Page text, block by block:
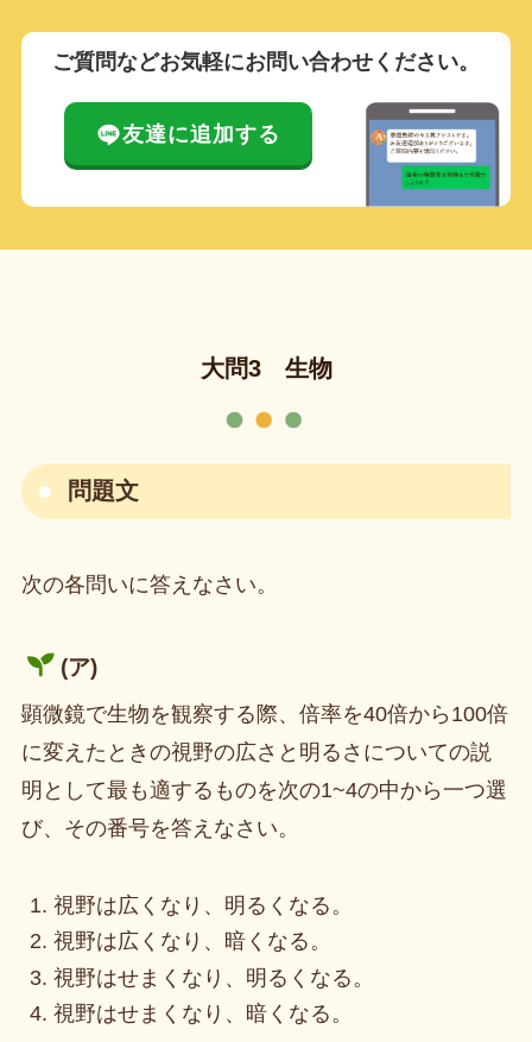
ご質問などお気軽にお問い合わせください。
友達に追加する
大問3 生物
問題文
次の各問いに答えなさい。
(ア)
顕微鏡で生物を観察する際、倍率を40倍から100倍
に変えたときの視野の広さと明るさについての説
明として最も適するものを次の1~4の中から一つ選
び、その番号を答えなさい。
視野は広くなり、明るくなる。
視野は広くなり、暗くなる。
視野はせまくなり、明るくなる。
視野はせまくなり、暗くなる。